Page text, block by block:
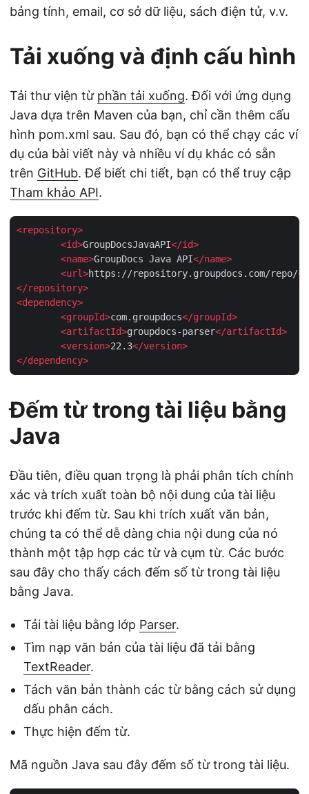
bảng tính, email, cơ sở dữ liệu, sách điện tử, v.v.
Tải xuống và định cấu hình
Tải thư viện từ phần tải xuống. Đối với ứng dụng
Java dựa trên Maven của bạn, chỉ cần thêm cấu
hình pom.xml sau. Sau đó, bạn có thể chạy các ví
dụ của bài viết này và nhiều ví dụ khác có sẵn
trên GitHub. Để biết chi tiết, bạn có thể truy cập
Tham khảo API.
<repository>
<id>GroupDocsJavaAPI</id>
<name>GroupDocs Java API</name>
<url>https://repository.groupdocs.com/repo/</
</repository>
<dependency>
<groupId>com.groupdocs</groupId>
<artifactId>groupdocs-parser</artifactId>
<version>22.3</version>
</dependency>
Đếm từ trong tài liệu bằng
Java
Đầu tiên, điều quan trọng là phải phân tích chính
xác và trích xuất toàn bộ nội dung của tài liệu
trước khi đếm từ. Sau khi trích xuất văn bản,
chúng ta có thể dễ dàng chia nội dung của nó
thành một tập hợp các từ và cụm từ. Các bước
sau đây cho thấy cách đếm số từ trong tài liệu
bằng Java.
Tải tài liệu bằng lớp Parser.
Tìm nạp văn bản của tài liệu đã tải bằng
TextReader.
Tách văn bản thành các từ bằng cách sử dụng
dấu phân cách.
Thực hiện đếm từ.
Mã nguồn Java sau đây đếm số từ trong tài liệu.